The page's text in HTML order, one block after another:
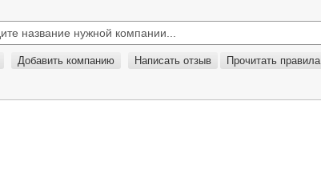
Добавить компанию Написать отзыв Прочитать правила